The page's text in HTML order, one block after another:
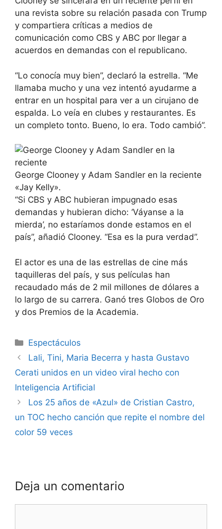
una revista sobre su relación pasada con Trump
y compartiera críticas a medios de
comunicación como CBS y ABC por llegar a
acuerdos en demandas con el republicano.
“Lo conocía muy bien”, declaró la estrella. “Me
llamaba mucho y una vez intentó ayudarme a
entrar en un hospital para ver a un cirujano de
espalda. Lo veía en clubes y restaurantes. Es
un completo tonto. Bueno, lo era. Todo cambió”.
George Clooney y Adam Sandler en la reciente
«Jay Kelly».
“Si CBS y ABC hubieran impugnado esas
demandas y hubieran dicho: ‘Váyanse a la
mierda’, no estaríamos donde estamos en el
país”, añadió Clooney. “Esa es la pura verdad”.
El actor es una de las estrellas de cine más
taquilleras del país, y sus películas han
recaudado más de 2 mil millones de dólares a
lo largo de su carrera. Ganó tres Globos de Oro
y dos Premios de la Academia.
Espectáculos
Lali, Tini, Maria Becerra y hasta Gustavo
Cerati unidos en un video viral hecho con
Inteligencia Artificial
Los 25 años de «Azul» de Cristian Castro,
un TOC hecho canción que repite el nombre del
color 59 veces
Deja un comentario